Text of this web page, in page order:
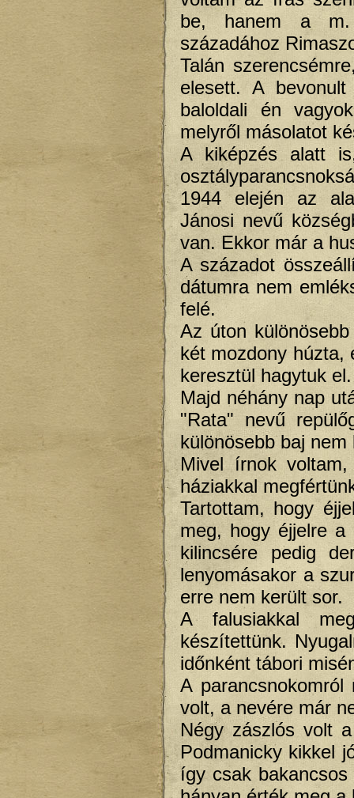
be, hanem a m.
századához
Talán
elesett. A
baloldali én
melyről másolatot
A kiképzés alatt
1944 elején az
Jánosi nevű
van. Ekkor már a
A századot
dátumra nem
felé.
Az úton
két mozdony húzta,
keresztül hagytuk el.
Majd néhány nap
"Rata" nevű
különösebb baj
Mivel írnok
háziakkal
Tartottam, hogy
meg, hogy éjjelre
kilincsére pedig
lenyomásakor a
erre nem került sor.
A falusiakkal
készítettünk.
időnként tábori
A
volt, a nevére már
Négy zászlós volt
Podmanicky kikkel
így csak